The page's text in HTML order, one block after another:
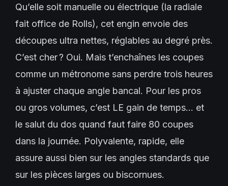
Qu’elle soit manuelle ou électrique (la radiale
fait office de Rolls), cet engin envoie des
découpes ultra nettes, réglables au degré près.
C’est cher ? Oui. Mais t’enchaînes les coupes
comme un métronome sans perdre trois heures
à ajuster chaque angle bancal. Pour les pros
ou gros volumes, c’est LE gain de temps… et
le salut du dos quand faut faire 80 coupes
dans la journée. Polyvalente, rapide, elle
assure aussi bien sur les angles standards que
sur les pièces larges ou biscornues.